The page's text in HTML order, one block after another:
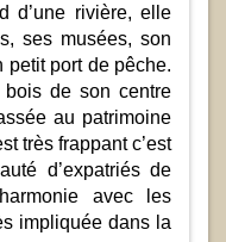
d’une rivière, elle
ses musées, son
petit port de pêche.
bois de son centre
au patrimoine
très frappant c’est
d’expatriés de
avec les
impliquée dans la